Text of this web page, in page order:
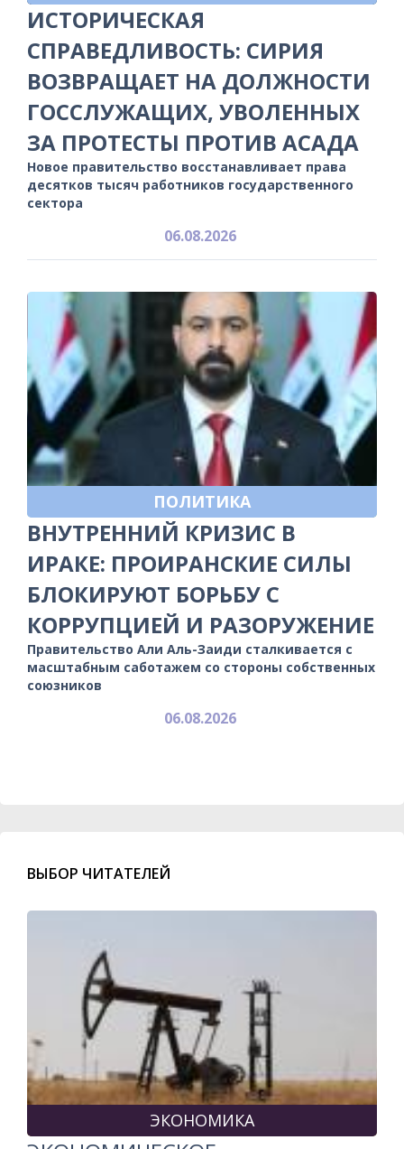
ИСТОРИЧЕСКАЯ
СПРАВЕДЛИВОСТЬ: СИРИЯ
ВОЗВРАЩАЕТ НА ДОЛЖНОСТИ
ГОССЛУЖАЩИХ, УВОЛЕННЫХ
ЗА ПРОТЕСТЫ ПРОТИВ АСАДА
Новое правительство восстанавливает права
десятков тысяч работников государственного
сектора
06.08.2026
ПОЛИТИКА
ВНУТРЕННИЙ КРИЗИС В
ИРАКЕ: ПРОИРАНСКИЕ СИЛЫ
БЛОКИРУЮТ БОРЬБУ С
КОРРУПЦИЕЙ И РАЗОРУЖЕНИЕ
Правительство Али Аль-Заиди сталкивается с
масштабным саботажем со стороны собственных
союзников
06.08.2026
ВЫБОР ЧИТАТЕЛЕЙ
ЭКОНОМИКА